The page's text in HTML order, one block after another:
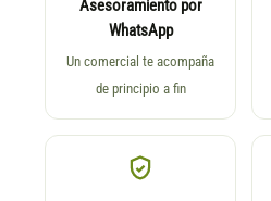
Asesoramiento por
WhatsApp
Un comercial te acompaña
de principio a fin